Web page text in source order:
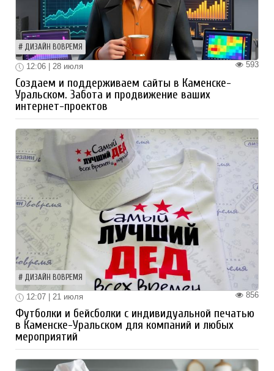
ДИЗАЙН ВОВРЕМЯ
593
12:06 | 28 июля
Создаем и поддерживаем сайты в Каменске-
Уральском. Забота и продвижение ваших
интернет-проектов
ДИЗАЙН ВОВРЕМЯ
856
12:07 | 21 июля
Футболки и бейсболки с индивидуальной печатью
в Каменске-Уральском для компаний и любых
мероприятий